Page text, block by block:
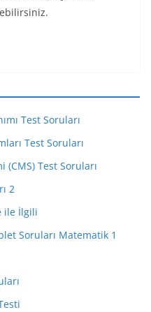
Test Soruları
Test Soruları
Test Soruları
2
ile İlgili
Soruları Matematik 1